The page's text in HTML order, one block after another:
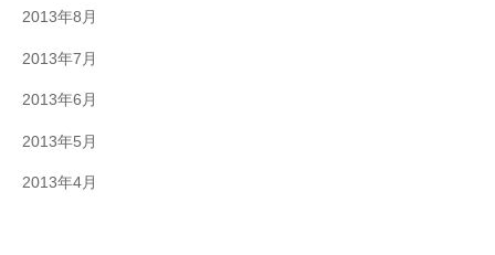
2013年8月
2013年7月
2013年6月
2013年5月
2013年4月